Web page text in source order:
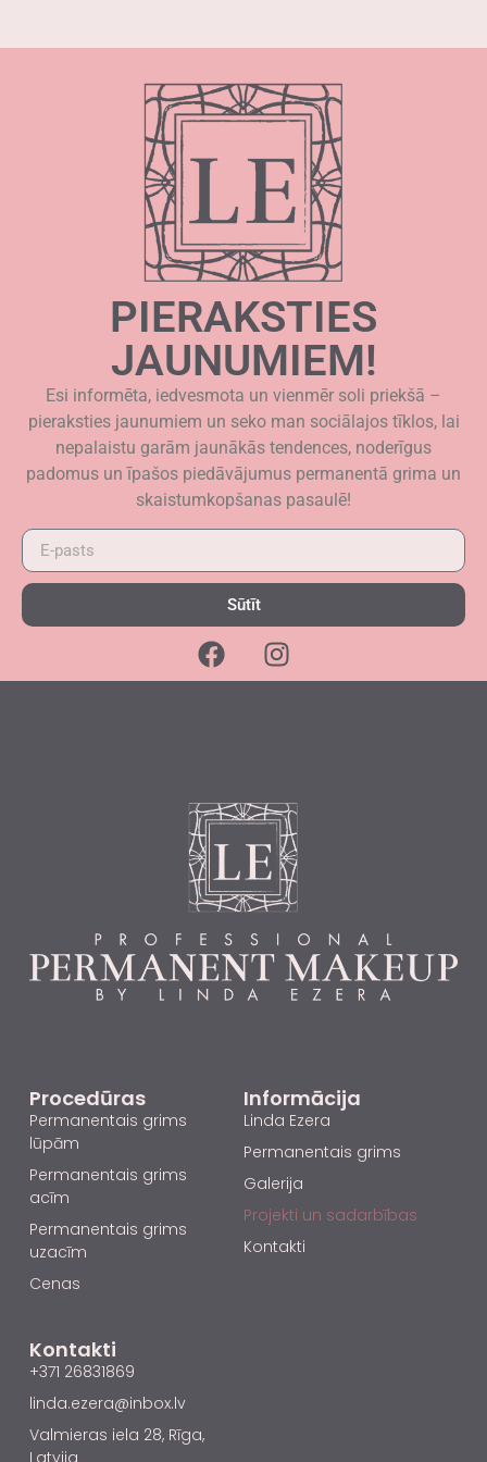
PIERAKSTIES
JAUNUMIEM!
Esi informēta, iedvesmota un vienmēr soli priekšā –
pieraksties jaunumiem un seko man sociālajos tīklos, lai
nepalaistu garām jaunākās tendences, noderīgus
padomus un īpašos piedāvājumus permanentā grima un
skaistumkopšanas pasaulē!
Sūtīt
Procedūras
Permanentais grims
lūpām
Permanentais grims
acīm
Permanentais grims
uzacīm
Cenas
Informācija
Linda Ezera
Permanentais grims
Galerija
Projekti un sadarbības
Kontakti
Kontakti
+371 26831869
linda.ezera@inbox.lv
Valmieras iela 28, Rīga,